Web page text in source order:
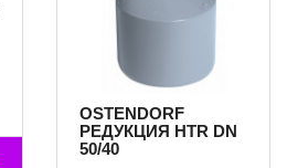
OSTENDORF
РЕДУКЦИЯ HTR DN
50/40